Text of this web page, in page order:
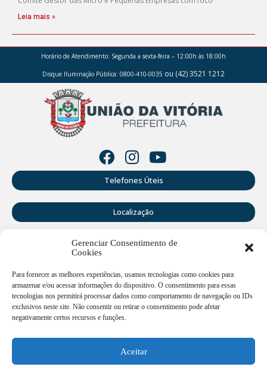
Gerenciar Consentimento de
Cookies
Para fornecer as melhores experiências, usamos tecnologias como cookies para
armazenar e/ou acessar informações do dispositivo. O consentimento para essas
tecnologias nos permitirá processar dados como comportamento de navegação ou IDs
exclusivos neste site. Não consentir ou retirar o consentimento pode afetar
negativamente certos recursos e funções.
Aceitar
Leia mais »
Horário de Atendimento: Segunda a sexta-feira – 12:00h às 18:00h
Disque Iluminação Pública: 0800-410-0035 ou (42) 3521 1212
Telefones Úteis
Localização
Perguntas Frequentes
Webmail
Rua Doutor Cruz Machado, 205 - Centro - União da Vitória -
PR
Atendimento de segunda a sexta-feira das 12:00h às